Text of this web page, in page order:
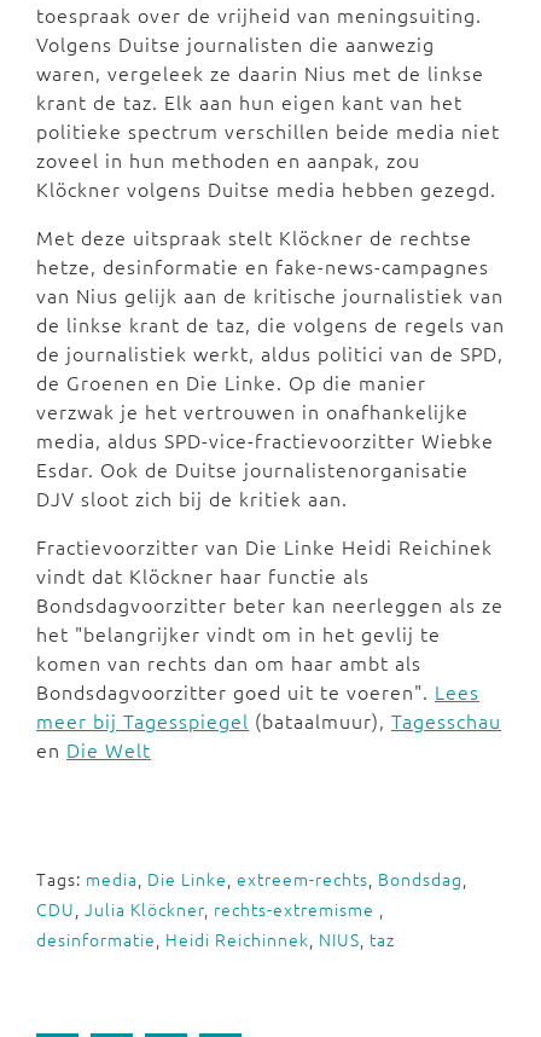
toespraak over de vrijheid van meningsuiting.
Volgens Duitse journalisten die aanwezig
waren, vergeleek ze daarin Nius met de linkse
krant de taz. Elk aan hun eigen kant van het
politieke spectrum verschillen beide media niet
zoveel in hun methoden en aanpak, zou
Klöckner volgens Duitse media hebben gezegd.
Met deze uitspraak stelt Klöckner de rechtse
hetze, desinformatie en fake-news-campagnes
van Nius gelijk aan de kritische journalistiek van
de linkse krant de taz, die volgens de regels van
de journalistiek werkt, aldus politici van de SPD,
de Groenen en Die Linke. Op die manier
verzwak je het vertrouwen in onafhankelijke
media, aldus SPD-vice-fractievoorzitter Wiebke
Esdar. Ook de Duitse journalistenorganisatie
DJV sloot zich bij de kritiek aan.
Fractievoorzitter van Die Linke Heidi Reichinek
vindt dat Klöckner haar functie als
Bondsdagvoorzitter beter kan neerleggen als ze
het "belangrijker vindt om in het gevlij te
komen van rechts dan om haar ambt als
Bondsdagvoorzitter goed uit te voeren". Lees
meer bij Tagesspiegel (bataalmuur), Tagesschau
en Die Welt
Tags: media, Die Linke, extreem-rechts, Bondsdag,
CDU, Julia Klöckner, rechts-extremisme ,
desinformatie, Heidi Reichinnek, NIUS, taz